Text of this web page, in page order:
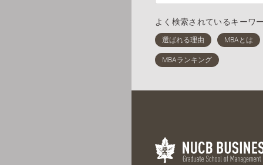
よく検索されているキーワ